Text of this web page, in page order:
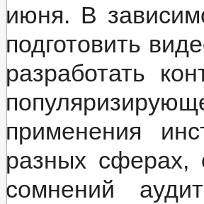
июня. В
подготовить
разработать
применения
разных сферах,
сомнений